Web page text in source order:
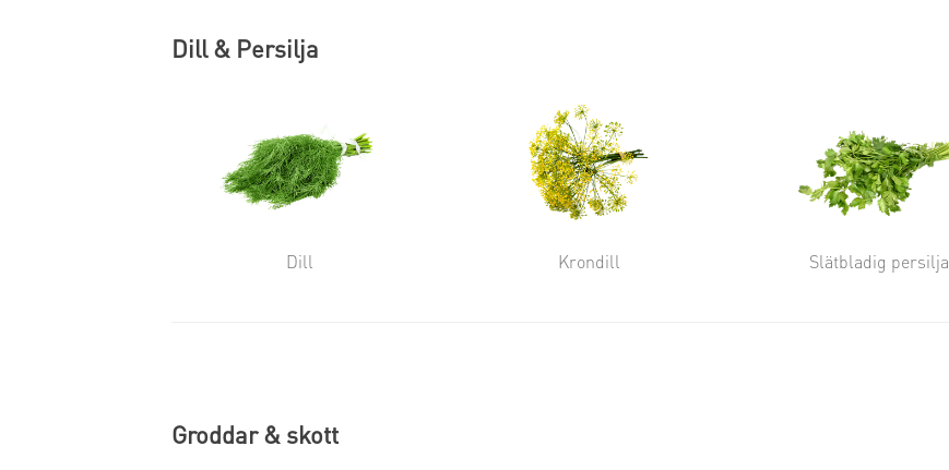
Dill & Persilja
Dill Krondill Slätbladig persilja
Groddar & skott